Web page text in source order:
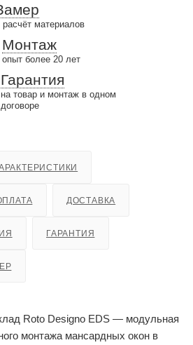
расчёт материалов
Монтаж
опыт более 20 лет
Гарантия
на товар и монтаж в одном
договоре
ДОСТАВКА
ГАРАНТИЯ
Roto Designo EDS — модульная
монтажа мансардных окон в